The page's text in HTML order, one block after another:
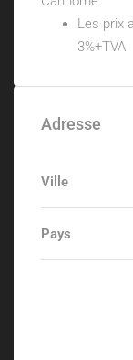
Les prix
3%+TVA
Adresse
Ville
Pays